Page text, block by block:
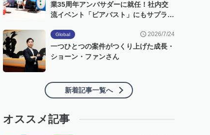
業35周年アンバサダーに就任！社内交
流イベント「ビアバスト」にもサプライ
Global 2026/7/24
一つひとつの案件がつくり上げた成長・
ショーン・ファンさん
新着記事一覧へ
オススメ記事